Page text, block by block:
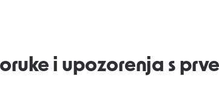
i upozorenja s